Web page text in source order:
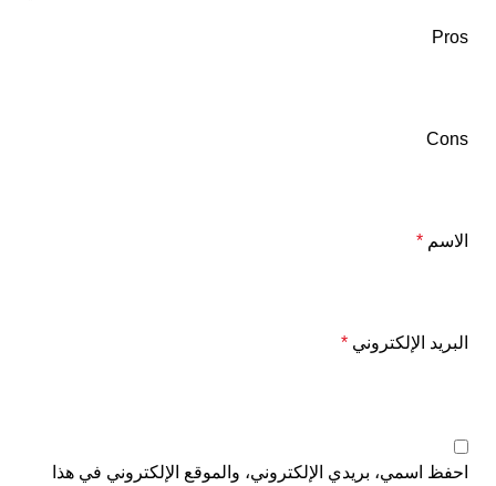
Pros
Cons
الاسم *
البريد الإلكتروني *
احفظ اسمي، بريدي الإلكتروني، والموقع الإلكتروني في هذا